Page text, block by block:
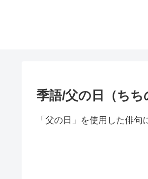
季語/父の日（ち
「父の日」を使用した俳句